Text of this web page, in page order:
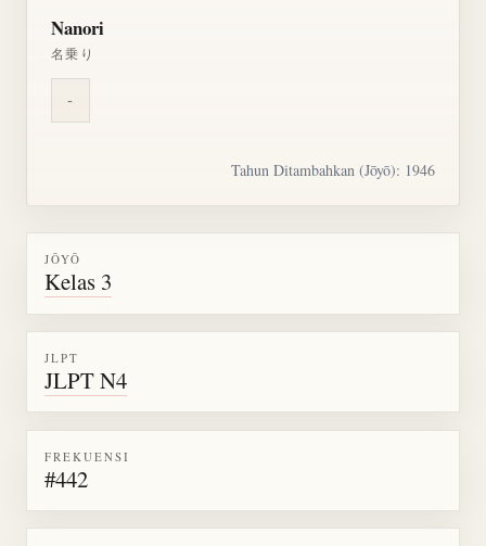
Nanori
名乗り
-
Tahun Ditambahkan (Jōyō): 1946
JŌYŌ
Kelas 3
JLPT
JLPT N4
FREKUENSI
#442